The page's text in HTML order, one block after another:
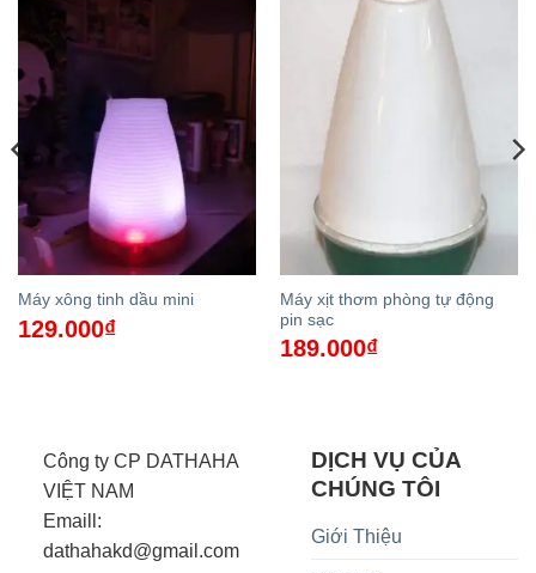
Máy xông tinh dầu mini
129.000₫
Máy xịt thơm phòng tự động
pin sạc
189.000₫
Công ty CP DATHAHA
VIỆT NAM
Emaill:
dathahakd@gmail.com
DỊCH VỤ CỦA
CHÚNG TÔI
Giới Thiệu